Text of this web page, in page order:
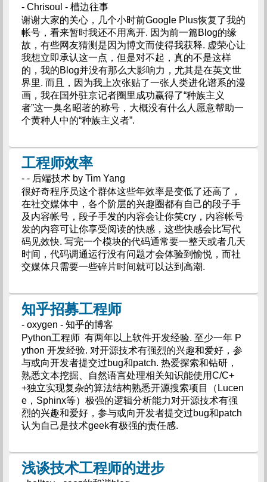
- Chrisoul - 槽边往事
谢谢大家的关心，几个小时前Google Plus恢复了我的
帐号，看来暂时我还不用离开. 因为前一篇Blog的缘
故，有些网友猜测是因为博文而使得我获释. 虚荣心让
我想立即承认这一点，但是对不起，真的不是这样
的，我的Blog并没有那么大影响力，尤其是在英文世
界里. 而且，因为我上次张贴了一张人类进化谱系的漫
画，我在国外驻京记者圈里成功赢得了“种族主义
者”这一臭名昭著的称号，大概没有什么人愿意帮助一
个黄种人中的“种族主义者”.
工程师效率
- - 后端技术 by Tim Yang
很好奇程序员这个群体这些年效率是变低了还高了，
在社交媒体中，各个阶层的兴趣圈都有自己的段子手
及内容帐号，段子手发的内容会让你笑cry，内容帐号
发的内容可让你享受阅读的快感，这些快感会比写代
码见效快. 写完一个模块的代码通常要一整天或者几天
时间，代码调通运行没有问题才会体验到愉悦，而社
交媒体只需要一些碎片时间就可以达到高潮.
知乎招募工程师
- oxygen - 知乎的博客
Python工程师 有两年以上软件开发经验. 至少一年 P
ython 开发经验. 对开源技术有强烈的兴趣和爱好，参
与或向开发者提交过bug和patch. 热爱探索和钻研，
熟悉文本挖掘、自然语言处理相关知识能使用C/C+
+独立实现复杂的算法结构熟悉开源搜索项目（Lucen
e，Sphinx等）极强的逻辑分析能力对开源技术有强
烈的兴趣和爱好，参与或向开发者提交过bug和patch
认为自己是技术geek有极强的责任感.
浅谈技术工程师的进步